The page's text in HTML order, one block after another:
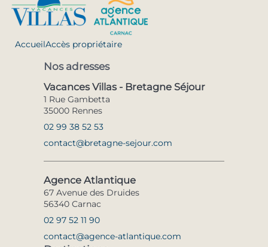
AccueilAccès propriétaire
Nos adresses
Vacances Villas - Bretagne Séjour
1 Rue Gambetta
35000 Rennes
02 99 38 52 53
contact@bretagne-sejour.com
Agence Atlantique
67 Avenue des Druides
56340 Carnac
02 97 52 11 90
contact@agence-atlantique.com